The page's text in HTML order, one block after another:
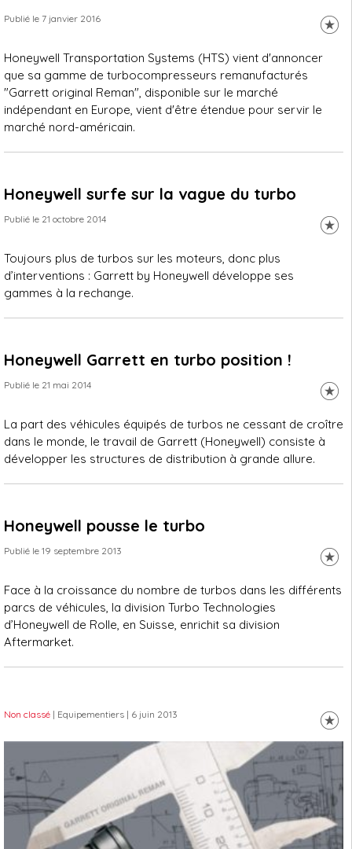
Publié le 7 janvier 2016
Honeywell Transportation Systems (HTS) vient d'annoncer
que sa gamme de turbocompresseurs remanufacturés
"Garrett original Reman", disponible sur le marché
indépendant en Europe, vient d'être étendue pour servir le
marché nord-américain.
Honeywell surfe sur la vague du turbo
Publié le 21 octobre 2014
Toujours plus de turbos sur les moteurs, donc plus
d’interventions : Garrett by Honeywell développe ses
gammes à la rechange.
Honeywell Garrett en turbo position !
Publié le 21 mai 2014
La part des véhicules équipés de turbos ne cessant de croître
dans le monde, le travail de Garrett (Honeywell) consiste à
développer les structures de distribution à grande allure.
Honeywell pousse le turbo
Publié le 19 septembre 2013
Face à la croissance du nombre de turbos dans les différents
parcs de véhicules, la division Turbo Technologies
d’Honeywell de Rolle, en Suisse, enrichit sa division
Aftermarket.
Non classé | Equipementiers | 6 juin 2013